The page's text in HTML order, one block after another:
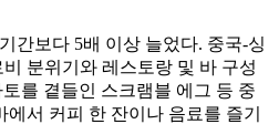
간보다 5배 이상 늘었다. 중국-싱
분위기와 레스토랑 및 바 구성
를 곁들인 스크램블 에그 등 중
서 커피 한 잔이나 음료를 즐기